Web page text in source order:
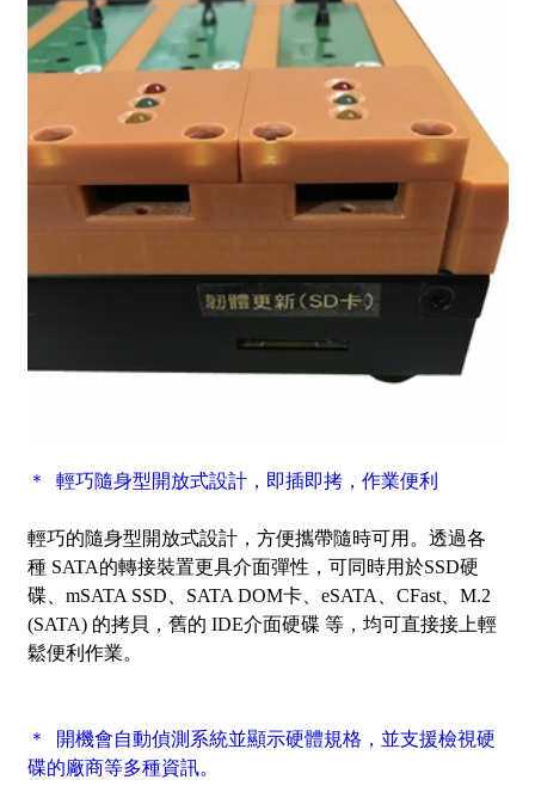
＊ 輕巧隨身型開放式設計，即插即拷，作業便利
輕巧的隨身型開放式設計，方便攜帶隨時可用。透過各
種 SATA的轉接裝置更具介面彈性，可同時用於SSD硬
碟、mSATA SSD、SATA DOM卡、eSATA、CFast、M.2
(SATA) 的拷貝，舊的 IDE介面硬碟 等，均可直接接上輕
鬆便利作業。
＊ 開機會自動偵測系統並顯示硬體規格，並支援檢視硬
碟的廠商等多種資訊。